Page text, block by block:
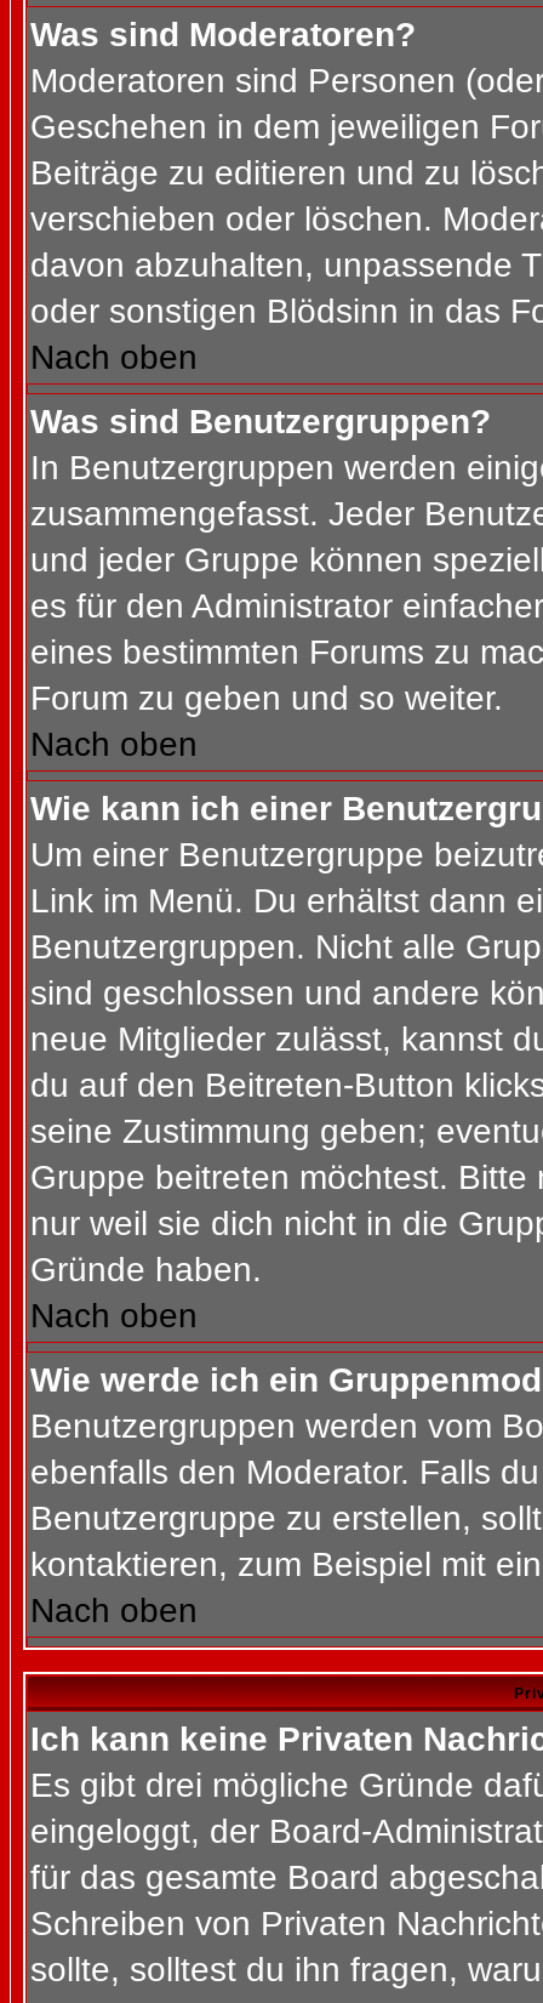
Was sind Moderatoren?
Moderatoren sind Personen
Geschehen in dem jeweiligen
Beiträge zu editieren und zu
verschieben oder löschen.
davon abzuhalten, unpassende
oder sonstigen Blödsinn in das
Nach oben
Was sind Benutzergruppen?
In Benutzergruppen werden
zusammengefasst. Jeder
und jeder Gruppe können
es für den Administrator
eines bestimmten Forums zu
Forum zu geben und so weiter.
Nach oben
Wie kann ich einer
Um einer Benutzergruppe
Link im Menü. Du erhältst dann
Benutzergruppen. Nicht alle
sind geschlossen und andere
neue Mitglieder zulässt, kannst
du auf den Beitreten-Button
seine Zustimmung geben;
Gruppe beitreten möchtest.
nur weil sie dich nicht in die
Gründe haben.
Nach oben
Wie werde ich ein
Benutzergruppen werden vom
ebenfalls den Moderator. Falls
Benutzergruppe zu erstellen,
kontaktieren, zum Beispiel mit
Nach oben
Ich kann keine Privaten
Es gibt drei mögliche Gründe
eingeloggt, der Board-
für das gesamte Board
Schreiben von Privaten
sollte, solltest du ihn fragen,